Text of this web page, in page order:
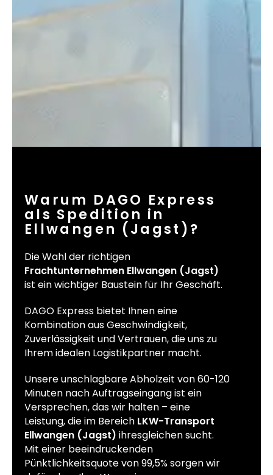
Warum DAGO Express
als Spedition in
Ellwangen (Jagst)?
Die Wahl der richtigen
Frachtunternehmen Ellwangen (Jagst)
ist ein wichtiger Baustein für Ihr Geschäft.
DAGO Express bietet Ihnen eine
Kombination aus Geschwindigkeit,
Zuverlässigkeit und Vertrauen, die uns zu
Ihrem idealen Logistikpartner macht.
Unsere unschlagbare Abholzeit von 60-120
Minuten nach Auftragseingang ist ein
Versprechen, das wir halten – eine
Leistung, die im Bereich LKW-Transport
Ellwangen (Jagst) ihresgleichen sucht.
Mit einer beeindruckenden
Pünktlichkeitsquote von 99,5% sorgen wir